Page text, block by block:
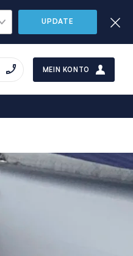
UPDATE
MEIN KONTO